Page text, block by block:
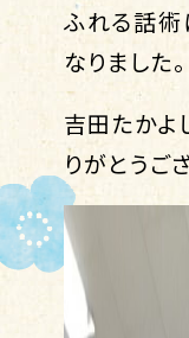
ふれる話
なりました。
吉田たかよ
りがとうご